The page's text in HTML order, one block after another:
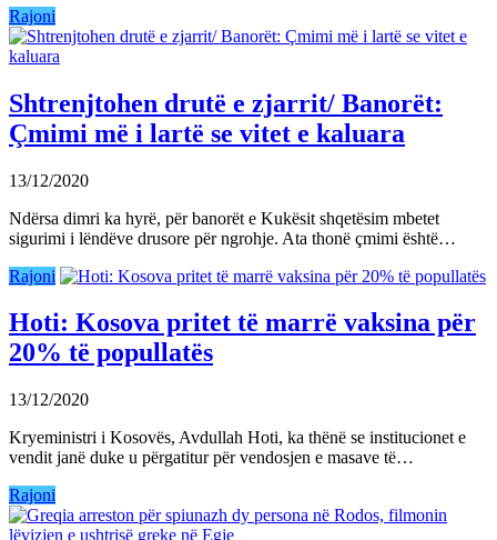
Rajoni
Shtrenjtohen drutë e zjarrit/ Banorët:
Çmimi më i lartë se vitet e kaluara
13/12/2020
Ndërsa dimri ka hyrë, për banorët e Kukësit shqetësim mbetet
sigurimi i lëndëve drusore për ngrohje. Ata thonë çmimi është…
Rajoni
Hoti: Kosova pritet të marrë vaksina për
20% të popullatës
13/12/2020
Kryeministri i Kosovës, Avdullah Hoti, ka thënë se institucionet e
vendit janë duke u përgatitur për vendosjen e masave të…
Rajoni